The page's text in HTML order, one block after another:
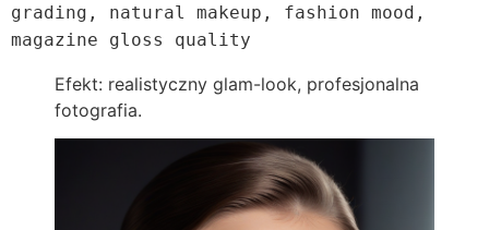
grading, natural makeup, fashion mood,
magazine gloss quality
Efekt: realistyczny glam-look, profesjonalna
fotografia.